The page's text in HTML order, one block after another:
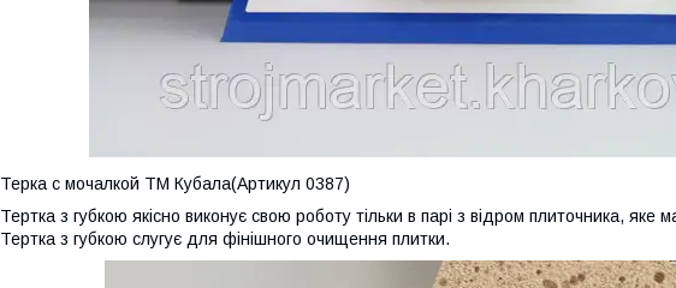
Терка с мочалкой ТМ Кубала(Артикул 0387)
Тертка з губкою якісно виконує свою роботу тільки в парі з відром плиточника, яке
Тертка з губкою слугує для фінішного очищення плитки.